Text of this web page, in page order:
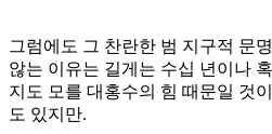
그럼에도 그 찬란한 범 지구적 문
않는 이유는 길게는 수십 년이나
지도 모를 대홍수의 힘 때문일 것
도 있지만.